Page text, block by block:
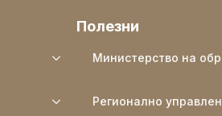
Полезни
Министерство на
Регионално